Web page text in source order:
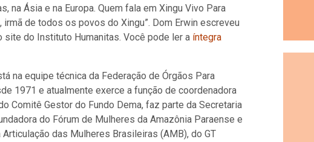
na Ásia e na Europa. Quem fala em Xingu Vivo Para
de todos os povos do Xingu”. Dom Erwin escreveu
site do Instituto Humanitas. Você pode ler a íntegra
na equipe técnica da Federação de Órgãos Para
1971 e atualmente exerce a função de coordenadora
Comitê Gestor do Fundo Dema, faz parte da Secretaria
do Fórum de Mulheres da Amazônia Paraense e
das Mulheres Brasileiras (AMB), do GT